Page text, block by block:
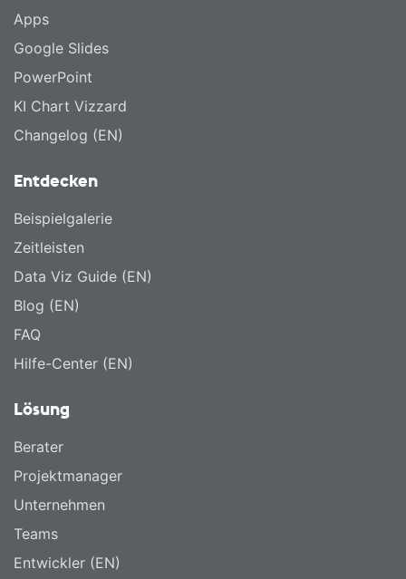
Apps
Google Slides
PowerPoint
KI Chart Vizzard
Changelog (EN)
Entdecken
Beispielgalerie
Zeitleisten
Data Viz Guide (EN)
Blog (EN)
FAQ
Hilfe-Center (EN)
Lösung
Berater
Projektmanager
Unternehmen
Teams
Entwickler (EN)